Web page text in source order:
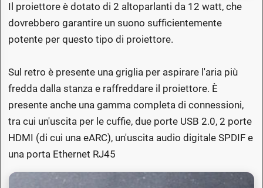
Il proiettore è dotato di 2 altoparlanti da 12 watt, che
dovrebbero garantire un suono sufficientemente
potente per questo tipo di proiettore.
Sul retro è presente una griglia per aspirare l'aria più
fredda dalla stanza e raffreddare il proiettore. È
presente anche una gamma completa di connessioni,
tra cui un'uscita per le cuffie, due porte USB 2.0, 2 porte
HDMI (di cui una eARC), un'uscita audio digitale SPDIF e
una porta Ethernet RJ45